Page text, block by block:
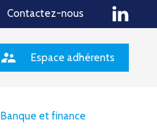
Contactez-nous
supervisor_account Espace adhérents
Banque et finance